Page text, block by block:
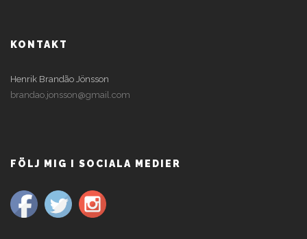
KONTAKT
Henrik Brandão Jönsson
brandao.jonsson@gmail.com
FÖLJ MIG I SOCIALA MEDIER